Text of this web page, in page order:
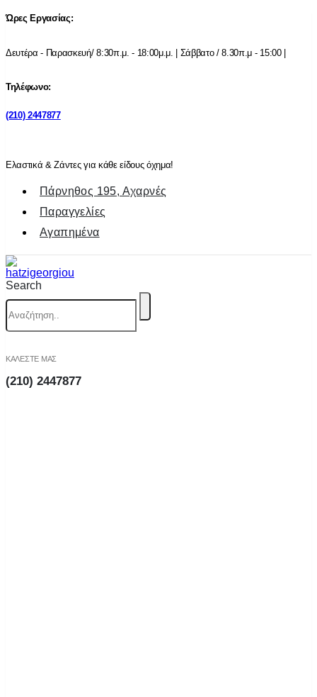
Ώρες Εργασίας:
Δευτέρα - Παρασκευή/ 8:30π.μ. - 18:00μ.μ. | Σάββατο / 8.30π.μ - 15:00 |
Τηλέφωνο:
(210) 2447877
Ελαστικά & Ζάντες για κάθε είδους όχημα!
Πάρνηθος 195, Αχαρνές
Παραγγελίες
Αγαπημένα
Search
ΚΑΛΕΣΤΕ ΜΑΣ
(210) 2447877